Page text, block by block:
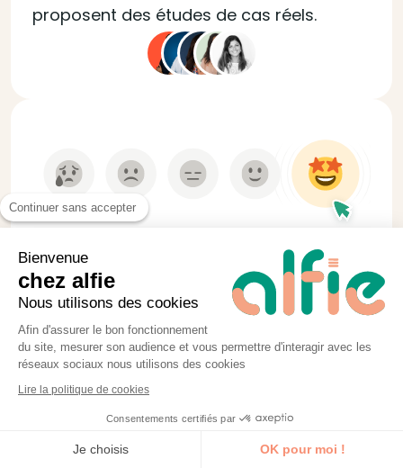
proposent des études de cas réels.
Un questionnaire de satisfaction et une
étude d’impact à 90 jours remontent vos
retours aux formateurs pour actualiser
en continu nos modules. Nos sessions
sont programmées sous 8 à 10 jours,
délai nécessaire aux convocations et
Continuer sans accepter
Bienvenue
chez alfie
Nous utilisons des cookies
Afin d'assurer le bon fonctionnement
du site, mesurer son audience et vous permettre d'interagir avec les
réseaux sociaux nous utilisons des cookies
Lire la politique de cookies
Consentements certifiés par
Je choisis OK pour moi !